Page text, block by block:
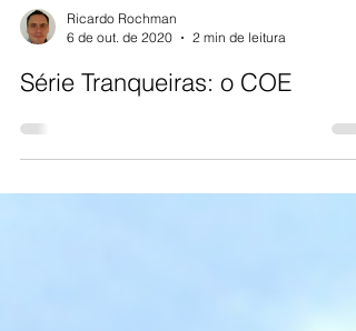
6 de out. de 2020
2 min de leitura
Série Tranqueiras: o COE